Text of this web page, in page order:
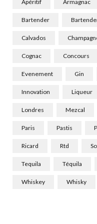
Apéritif Armagnac
Bartender
Calvados
Cognac Concours
Evenement Gin
Innovation Liqueur
Londres Mezcal
Paris Pastis
Ricard Rtd
Tequila Téquila
Whiskey Whisky